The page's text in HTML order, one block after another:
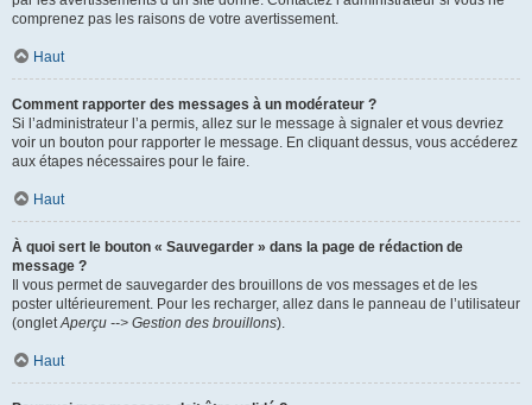
comprenez pas les raisons de votre avertissement.
Haut
Comment rapporter des messages à un modérateur ?
Si l’administrateur l’a permis, allez sur le message à signaler et vous devriez
voir un bouton pour rapporter le message. En cliquant dessus, vous accéderez
aux étapes nécessaires pour le faire.
Haut
À quoi sert le bouton « Sauvegarder » dans la page de rédaction de
message ?
Il vous permet de sauvegarder des brouillons de vos messages et de les
poster ultérieurement. Pour les recharger, allez dans le panneau de l’utilisateur
(ongletAperçu --> Gestion des brouillons).
Haut